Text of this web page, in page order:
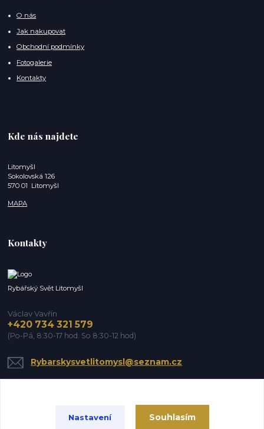
O nás
Jak nakupovat
Obchodní podmínky
Fotogalerie
Kontakty
Kde nás najdete
Litomyšl
Sokolovská 126
570 01 Litomyšl
MAPA
Kontakty
Rybářský Svět Litomyšl
Václav Vavřín
+420 734 321 579
(Po-Pá, 8:30-17 hod. So 8:30-12 hod)
Rybarskysvetlitomysl@seznam.cz
Nastavení Souhlasím